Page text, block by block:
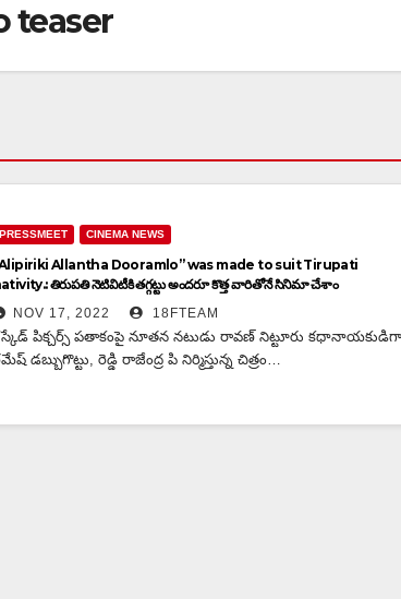
teaser
PRESSMEET CINEMA NEWS
Allantha Dooramlo” was made to suit Tirupati
తిరుపతి నెటివిటీకి తగ్గట్టు అందరూ కొత్త వారితోనే సినిమా చేశాం
NOV 17, 2022 18FTEAM
పిక్చర్స్ పతాకంపై నూతన నటుడు రావణ్ నిట్టూరు కధానాయకుడిగా
డబ్బుగొట్టు, రెడ్డి రాజేంద్ర పి నిర్మిస్తున్న చిత్రం…